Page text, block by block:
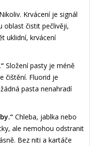
Nikoliv. Krvácení je signál
oblast čistit pečlivěji,
uklidní, krvácení
Složení pasty je méně
čištění. Fluorid je
pasta nenahradí
Chleba, jablka nebo
ale nemohou odstranit
Bez niti a kartáče